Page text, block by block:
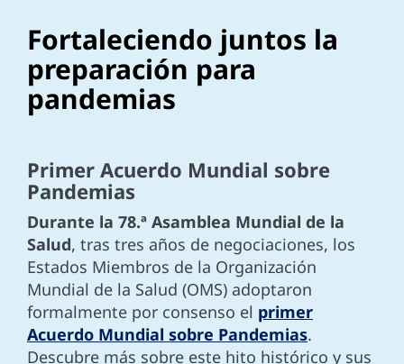
Fortaleciendo juntos la
preparación para
pandemias
Primer Acuerdo Mundial sobre
Pandemias
Durante la 78.ª Asamblea Mundial de la
Salud, tras tres años de negociaciones, los
Estados Miembros de la Organización
Mundial de la Salud (OMS) adoptaron
formalmente por consenso el primer
Acuerdo Mundial sobre Pandemias.
Descubre más sobre este hito histórico y sus